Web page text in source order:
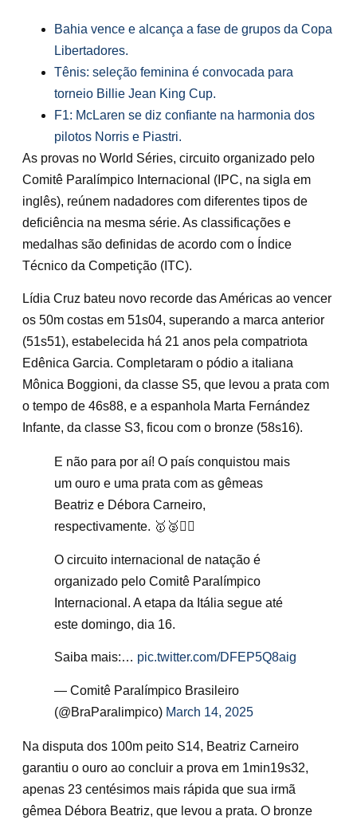
Bahia vence e alcança a fase de grupos da Copa
Libertadores.
Tênis: seleção feminina é convocada para
torneio Billie Jean King Cup.
F1: McLaren se diz confiante na harmonia dos
pilotos Norris e Piastri.
As provas no World Séries, circuito organizado pelo
Comitê Paralímpico Internacional (IPC, na sigla em
inglês), reúnem nadadores com diferentes tipos de
deficiência na mesma série. As classificações e
medalhas são definidas de acordo com o Índice
Técnico da Competição (ITC).
Lídia Cruz bateu novo recorde das Américas ao vencer
os 50m costas em 51s04, superando a marca anterior
(51s51), estabelecida há 21 anos pela compatriota
Edênica Garcia. Completaram o pódio a italiana
Mônica Boggioni, da classe S5, que levou a prata com
o tempo de 46s88, e a espanhola Marta Fernández
Infante, da classe S3, ficou com o bronze (58s16).
E não para por aí! O país conquistou mais
um ouro e uma prata com as gêmeas
Beatriz e Débora Carneiro,
respectivamente. 🥇🥈🏊‍♀️
O circuito internacional de natação é
organizado pelo Comitê Paralímpico
Internacional. A etapa da Itália segue até
este domingo, dia 16.
Saiba mais:… pic.twitter.com/DFEP5Q8aig
— Comitê Paralímpico Brasileiro
(@BraParalimpico) March 14, 2025
Na disputa dos 100m peito S14, Beatriz Carneiro
garantiu o ouro ao concluir a prova em 1min19s32,
apenas 23 centésimos mais rápida que sua irmã
gêmea Débora Beatriz, que levou a prata. O bronze